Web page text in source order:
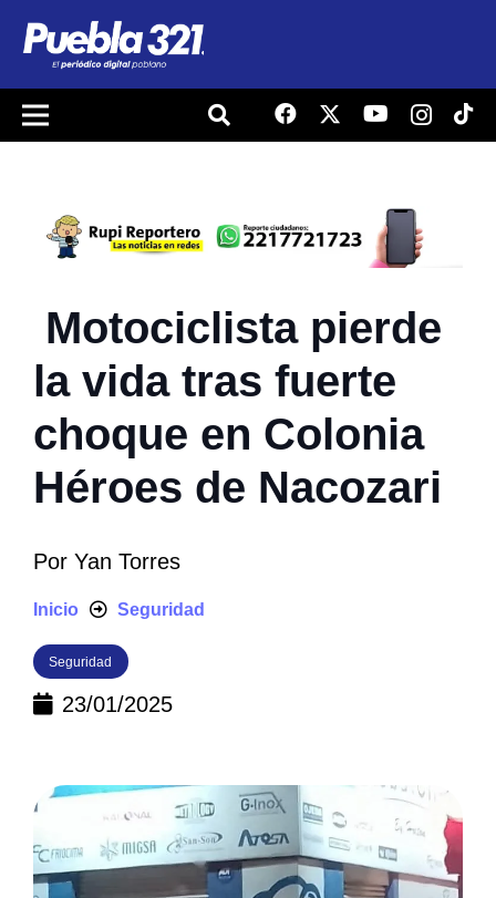
Motociclista pierde
la vida tras fuerte
choque en Colonia
Héroes de Nacozari
Por Yan Torres
Inicio Seguridad
Seguridad
23/01/2025